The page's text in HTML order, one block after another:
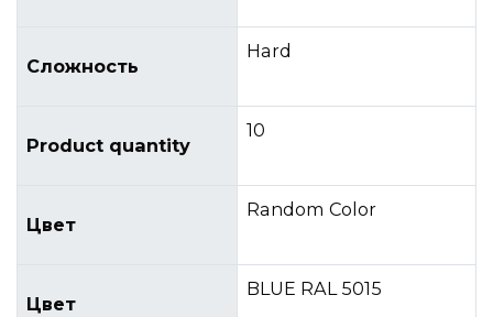
Сложность
Hard
Product quantity
10
Цвет
Random Color
Цвет
BLUE RAL 5015